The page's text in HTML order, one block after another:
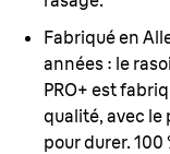
Fabriqué en
années : le
PRO+ est
qualité, avec le
pour durer.